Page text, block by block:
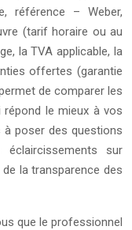
référence – Weber,
(tarif horaire ou au
la TVA applicable, la
offertes (garantie
de comparer les
le mieux à vos
à poser des questions
sur
la transparence des
que le professionnel